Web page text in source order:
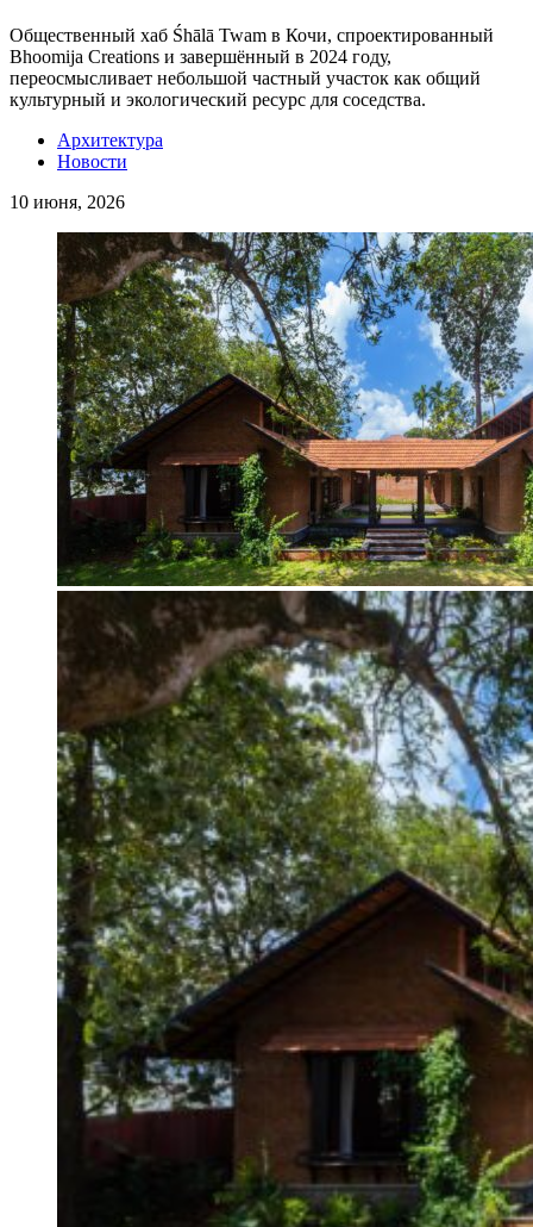
Общественный хаб Śhālā Twam в Кочи, спроектированный
Bhoomija Creations и завершённый в 2024 году,
переосмысливает небольшой частный участок как общий
культурный и экологический ресурс для соседства.
Архитектура
Новости
10 июня, 2026